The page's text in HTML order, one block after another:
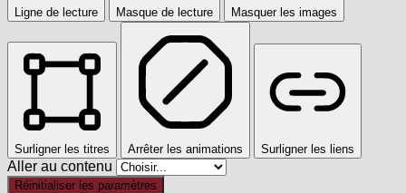
Ligne de lecture Masque de lecture Masquer les images
Surligner les titres Arrêter les animations Surligner les liens
Aller au contenu
Réinitialiser les paramètres